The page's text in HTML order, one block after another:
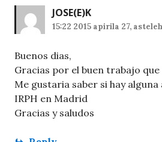
JOSE(E)K
15:22 2015 apirila 27,
Buenos dias,
Gracias por el buen trabajo
Me gustaria saber si hay
IRPH en Madrid
Gracias y saludos